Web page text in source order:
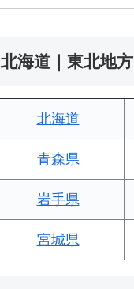
北海道｜東北地方
北海道
青森県
岩手県
宮城県